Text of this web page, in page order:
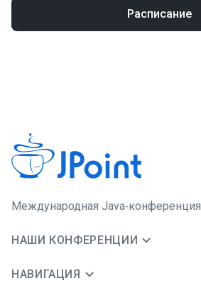
Расписание
Международная Java‑конференция
НАШИ КОНФЕРЕНЦИИ
НАВИГАЦИЯ